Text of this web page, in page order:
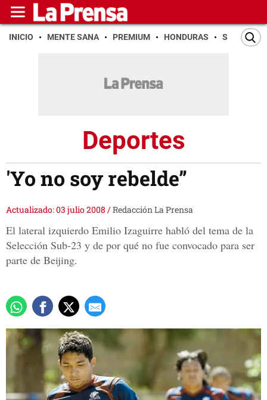
INICIO MENTE SANA PREMIUM HONDURAS SAN PEDRO
Deportes
'Yo no soy rebelde”
Actualizado: 03 julio 2008 /Redacción La Prensa
El lateral izquierdo Emilio Izaguirre habló del tema de la
Selección Sub-23 y de por qué no fue convocado para ser
parte de Beijing.